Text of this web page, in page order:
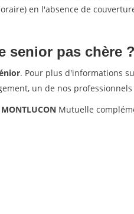
en l'absence de
senior pas chère ?
. Pour plus d'informations
un de nos
Mutuelle